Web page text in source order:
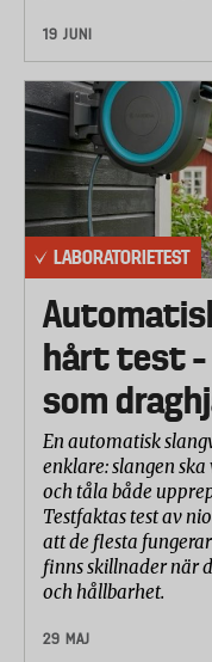
19 JUNI
LABORATORIETEST
hårt test –
som
En automatisk
enklare: slangen
och tåla både
Testfaktas test av
att de flesta
finns skillnader när
och hållbarhet.
29 MAJ